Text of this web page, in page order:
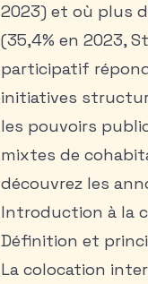
2023) et où plus
(35,4% en 2023,
participatif
initiatives
les pouvoirs
mixtes de
découvrez les
Introduction à la
Définition et
La colocation